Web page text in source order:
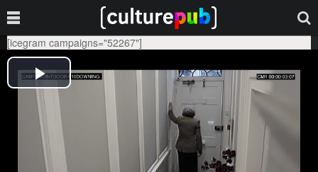
[icegram campaigns="52267"]